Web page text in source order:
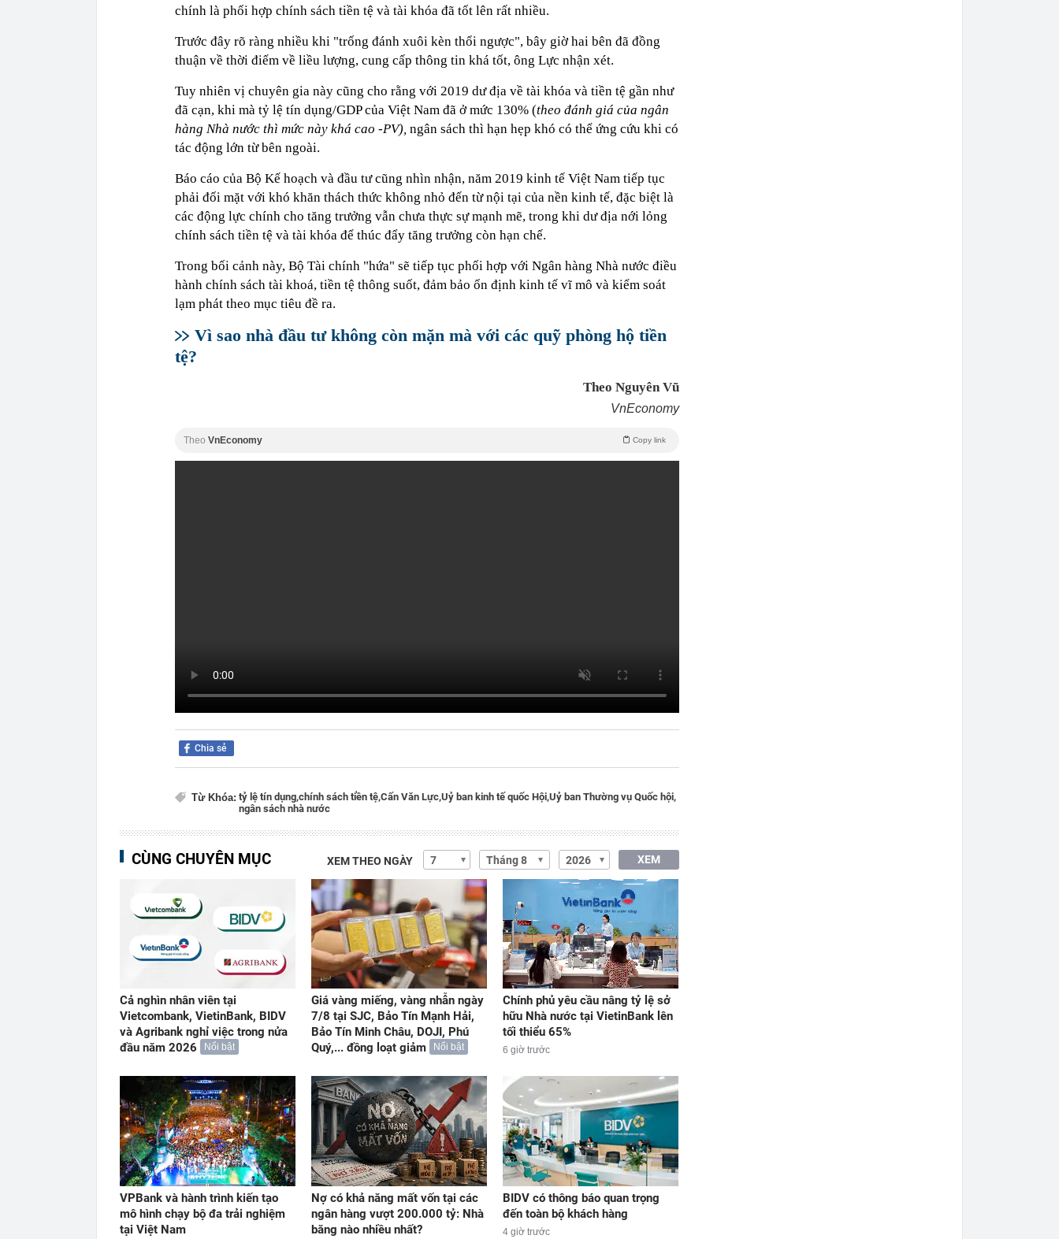
chính là phối hợp chính sách tiền tệ và tài khóa đã tốt lên rất nhiều.
Trước đây rõ ràng nhiều khi "trống đánh xuôi kèn thổi ngược", bây giờ hai bên đã đồng
thuận về thời điểm về liều lượng, cung cấp thông tin khá tốt, ông Lực nhận xét.
Tuy nhiên vị chuyên gia này cũng cho rằng với 2019 dư địa về tài khóa và tiền tệ gần như
đã cạn, khi mà tỷ lệ tín dụng/GDP của Việt Nam đã ở mức 130% (theo đánh giá của ngân
hàng Nhà nước thì mức này khá cao -PV), ngân sách thì hạn hẹp khó có thể ứng cứu khi có
tác động lớn từ bên ngoài.
Báo cáo của Bộ Kế hoạch và đầu tư cũng nhìn nhận, năm 2019 kinh tế Việt Nam tiếp tục
phải đối mặt với khó khăn thách thức không nhỏ đến từ nội tại của nền kinh tế, đặc biệt là
các động lực chính cho tăng trưởng vẫn chưa thực sự mạnh mẽ, trong khi dư địa nới lỏng
chính sách tiền tệ và tài khóa để thúc đẩy tăng trưởng còn hạn chế.
Trong bối cảnh này, Bộ Tài chính "hứa" sẽ tiếp tục phối hợp với Ngân hàng Nhà nước điều
hành chính sách tài khoá, tiền tệ thông suốt, đảm bảo ổn định kinh tế vĩ mô và kiểm soát
lạm phát theo mục tiêu đề ra.
Vì sao nhà đầu tư không còn mặn mà với các quỹ phòng hộ tiền
tệ?
Theo Nguyên Vũ
VnEconomy
Theo VnEconomy Copy link
Chia sẻ
Từ Khóa: tỷ lệ tín dụng,chính sách tiền tệ,Cấn Văn Lực,Uỷ ban kinh tế quốc Hội,Uỷ ban Thường vụ Quốc hội,
ngân sách nhà nước
CÙNG CHUYÊN MỤC XEM THEO NGÀY XEM
Cả nghìn nhân viên tại
Vietcombank, VietinBank, BIDV
và Agribank nghỉ việc trong nửa
đầu năm 2026
Nổi bật
Giá vàng miếng, vàng nhẫn ngày
7/8 tại SJC, Bảo Tín Mạnh Hải,
Bảo Tín Minh Châu, DOJI, Phú
Quý,... đồng loạt giảm
Nổi bật
Chính phủ yêu cầu nâng tỷ lệ sở
hữu Nhà nước tại VietinBank lên
tối thiểu 65%
6 giờ trước
VPBank và hành trình kiến tạo
mô hình chạy bộ đa trải nghiệm
tại Việt Nam
Nợ có khả năng mất vốn tại các
ngân hàng vượt 200.000 tỷ: Nhà
băng nào nhiều nhất?
BIDV có thông báo quan trọng
đến toàn bộ khách hàng
4 giờ trước